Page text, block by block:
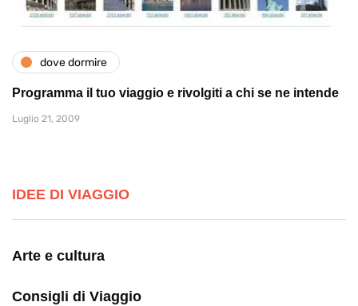
dove dormire
Programma il tuo viaggio e rivolgiti a chi se ne intende
Luglio 21, 2009
IDEE DI VIAGGIO
Arte e cultura
Consigli di Viaggio